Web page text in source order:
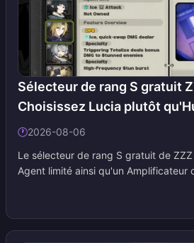
modifient la sensation de visée.
Sélecteur de rang S gratuit
Choisissez Lucia plutôt
Trigger et Jane | Août 2026
🕐2026-08-06
Le sélecteur de rang S gratuit de
Agent limité ainsi qu'un Amplificateur
Hugo pour la version 3.1, et nous la
des évolutions de la méta.